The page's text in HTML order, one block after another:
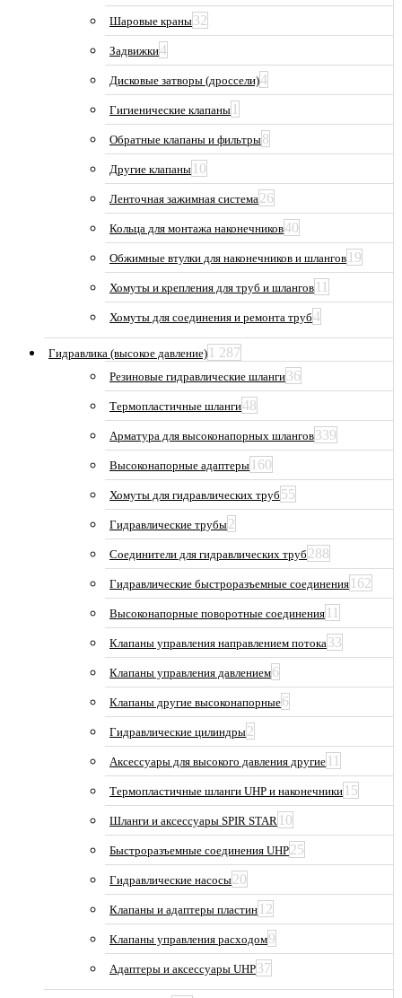
Шаровые краны32
Задвижки4
Дисковые затворы (дроссели)4
Гигиенические клапаны 1
Обратные клапаны и фильтры8
Другие клапаны 10
Ленточная зажимная система26
Кольца для монтажа наконечников40
Обжимные втулки для наконечников и шлангов 19
Хомуты и крепления для труб и шлангов 11
Хомуты для соединения и ремонта труб4
Гидравлика (высокое давление) 1 287
Резиновые гидравлические шланги36
Термопластичные шланги48
Арматура для высоконапорных шлангов339
Высоконапорные адаптеры 160
Хомуты для гидравлических труб 55
Гидравлические трубы2
Соединители для гидравлических труб 288
Гидравлические быстроразъемные соединения 162
Высоконапорные поворотные соединения 11
Клапаны управления направлением потока33
Клапаны управления давлением6
Клапаны другие высоконапорные6
Гидравлические цилиндры2
Аксессуары для высокого давления другие 11
Термопластичные шланги UHP и наконечники 15
Шланги и аксессуары SPIR STAR 10
Быстроразъемные соединения UHP25
Гидравлические насосы20
Клапаны и адаптеры пластин 12
Клапаны управления расходом9
Адаптеры и аксессуары UHP37